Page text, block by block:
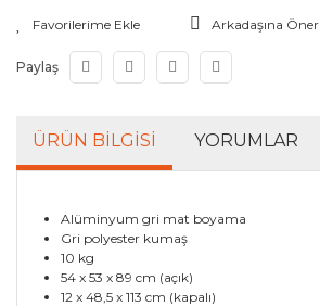
Arkadaşına Öner
Paylaş
ÜRÜN BILGISI YORUMLAR
Alüminyum gri mat boyama
Gri polyester kumaş
10 kg
54 x 53 x 89 cm (açık)
12 x 48,5 x 113 cm (kapalı)